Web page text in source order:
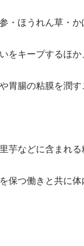
・ほうれん草・
をキープするほか
胃腸の粘膜を潤
芋などに含まれる
保つ働きと共に